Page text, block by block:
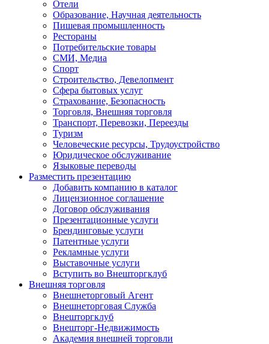
Отели
Образование, Научная деятельность
Пишевая промышленность
Рестораны
Потребительские товары
СМИ, Медиа
Спорт
Строительство, Девелопмент
Сфера бытовых услуг
Страхование, Безопасность
Торговля, Внешняя торговля
Транспорт, Перевозки, Переезды
Туризм
Человеческие ресурсы, Трудоустройство
Юридическое обслуживание
Языковые переводы
Разместить презентацию
Добавить компанию в каталог
Лицензионное соглашение
Договор обслуживания
Презентационные услуги
Брендинговые услуги
Патентные услуги
Рекламные услуги
Выставочные услуги
Вступить во Внешторгклуб
Внешняя торговля
Внешнеторговый Агент
Внешнеторговая Служба
Внешторгклуб
Внешторг-Недвижимость
Академия внешней торговли